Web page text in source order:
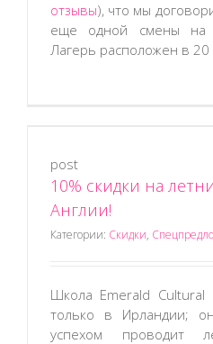
отзывы), что мы
еще одной смены на
Лагерь расположен в 20
post
10% скидки на
Англии!
Категории: Скидки,
Школа Emerald Cultural
только в Ирландии;
успехом проводит